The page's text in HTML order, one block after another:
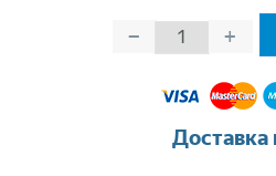
− +
Доставка